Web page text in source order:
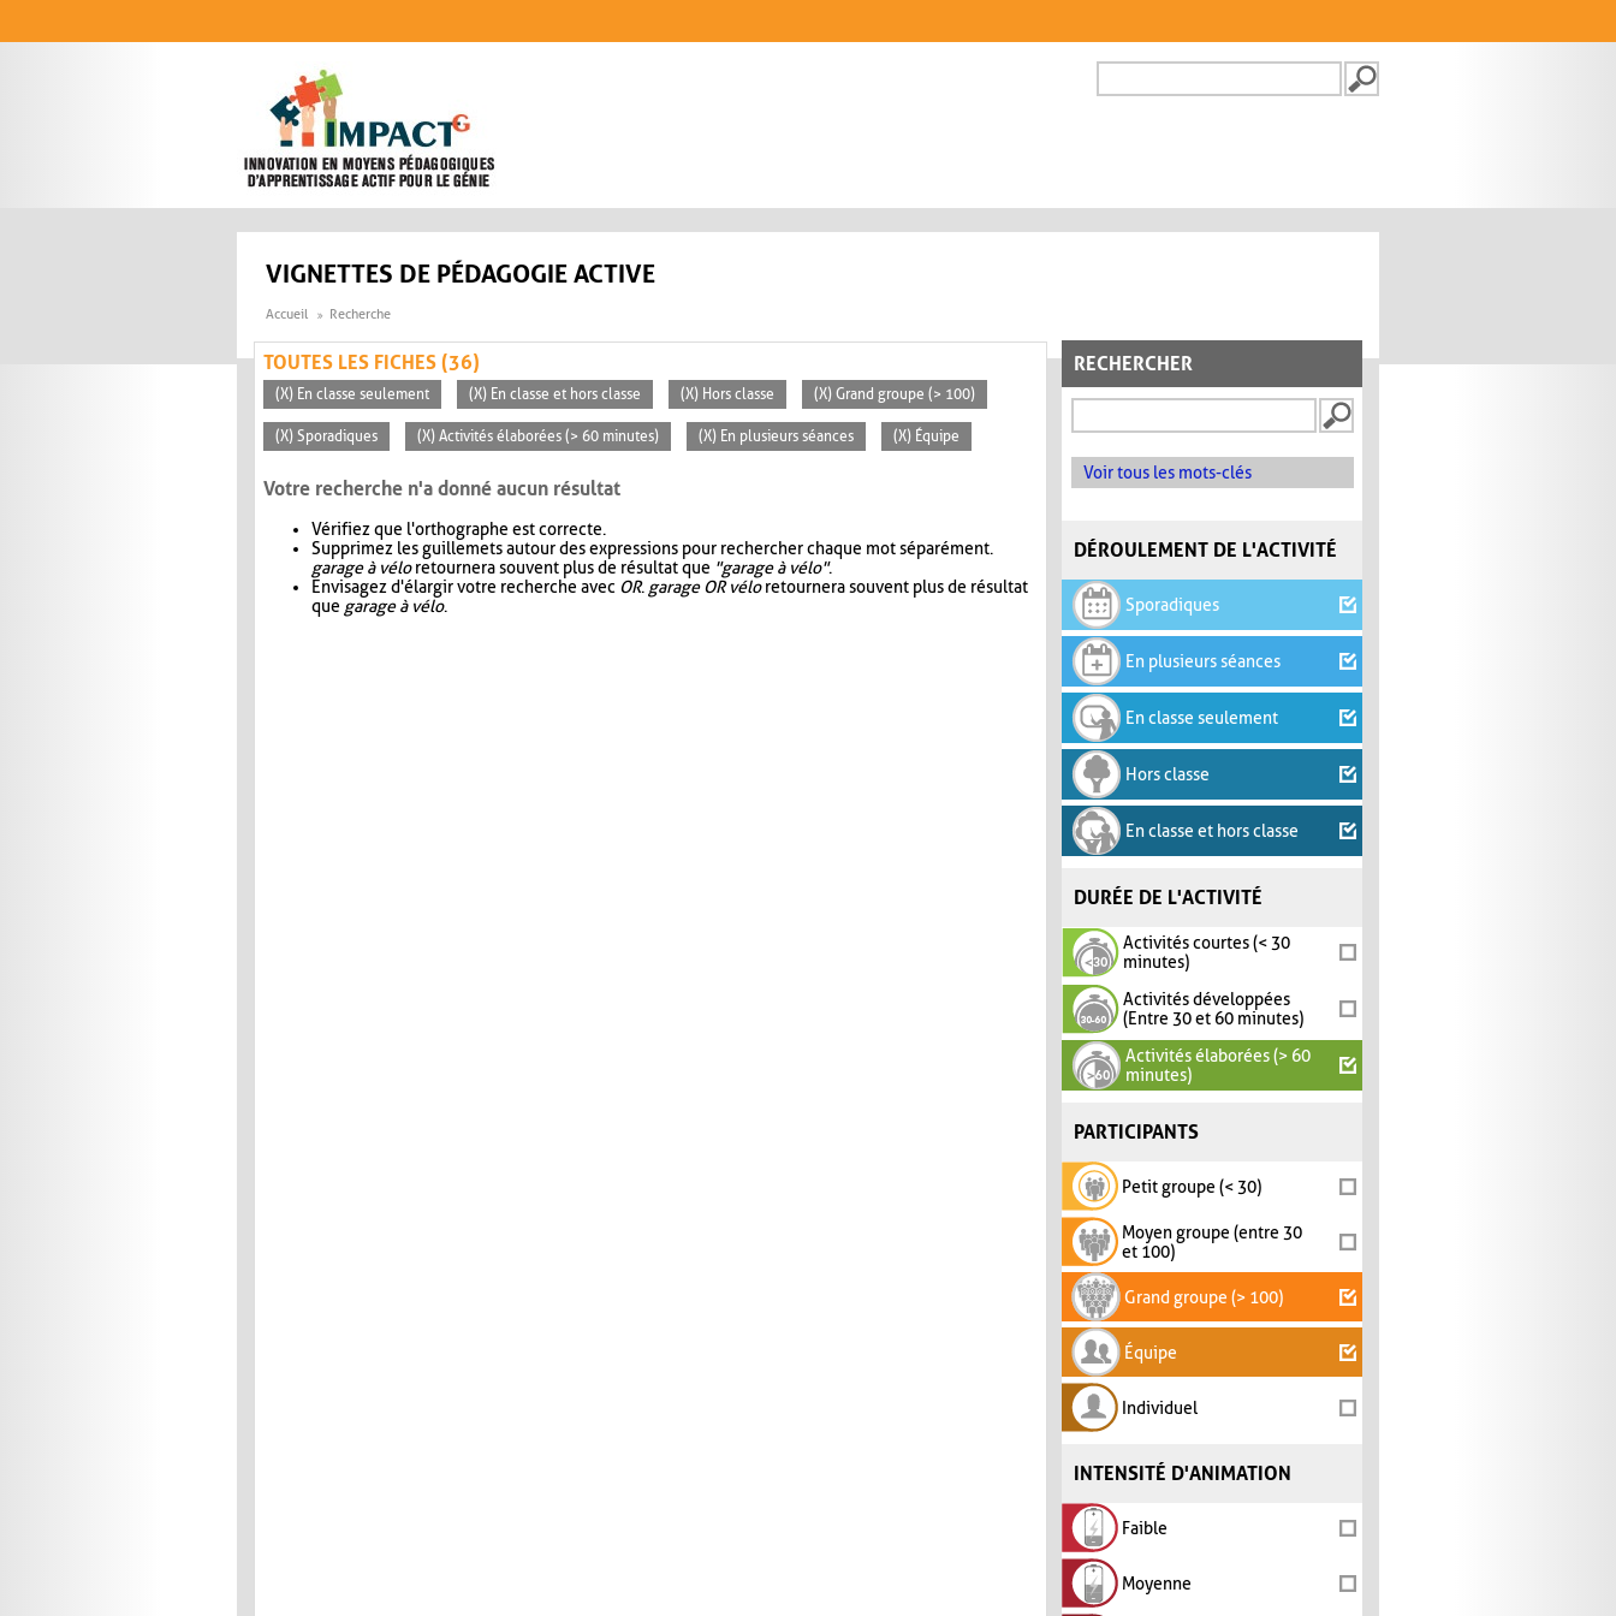
FORMULAIRE DE
VIGNETTES DE PÉDAGOGIE ACTIVE
Accueil Recherche
RECHERCHER
Voir tous les mots-clés
DÉROULEMENT DE L'ACTIVITÉ
Sporadiques
En plusieurs séances
En classe seulement
Hors classe
En classe et hors classe
DURÉE DE L'ACTIVITÉ
Activités courtes (< 30
minutes)
Activités développées
(Entre 30 et 60 minutes)
Activités élaborées (> 60
minutes)
PARTICIPANTS
Petit groupe (< 30)
Moyen groupe (entre 30
et 100)
Grand groupe (> 100)
Équipe
Individuel
INTENSITÉ D'ANIMATION
Faible
Moyenne
TOUTES LES FICHES (36)
(X) En classe seulement (X) En classe et hors classe (X) Hors classe (X) Grand groupe (> 100)
(X) Sporadiques (X) Activités élaborées (> 60 minutes) (X) En plusieurs séances (X) Équipe
Votre recherche n'a donné aucun résultat
Vérifiez que l'orthographe est correcte.
Supprimez les guillemets autour des expressions pour rechercher chaque mot séparément.
garage à véloretournera souvent plus de résultat que "garage à vélo".
Envisagez d'élargir votre recherche avec OR. garage OR véloretournera souvent plus de résultat
que garage à vélo.